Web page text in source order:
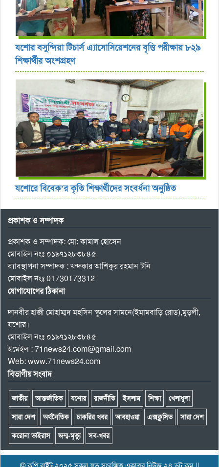
যশোর বসুন্দিয়া টিচার্স এ্যাসোসিয়েশনের বৃত্তি পরীক্ষায় ৮২৯
শিক্ষার্থীর অংশগ্রহণ
যশোরে বিবেক’র কৃতি শিক্ষার্থীদের সংবর্ধনা অনুষ্ঠিত
প্রকাশক ও সম্পাদক
প্রকাশক ও সম্পাদক: মো: কামাল হোসেন
মোবাইল নংঃ ০১৯৭১২৮৩৮৪৫
ব্যাবস্থাপনা সম্পাদক : খন্দকার আশিকুর রহমান টনি
মোবাইল নংঃ 01730173312
যোগাযোগের ঠিকানা
দানবীর হাজী মোহাম্মদ মহসিন স্কুলের সামনে(ইমামবাড়ি রোড),মুড়লী,
যশোর।
মোবাইল নংঃ ০১৯৭১২৮৩৮৪৫
ইমেইল : 71news24.com@gmail.com
Web: www.71news24.com
বিভাগীয় সংবাদ
জাতীয় আন্তর্জাতিক যশোর রাজনীতি ইসলাম শিক্ষা খেলাধুলা
সারা দেশ অর্থনৈতিক চাকরির খবর আবহাওয়া এক্সক্লুসিভ সারা দেশ
করোনা ভাইরাস জন্ম-মৃত্যু সব-খবর